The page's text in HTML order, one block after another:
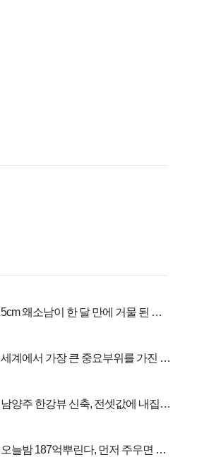
5cm 왜소남이 한 달 만에 거물 된 사
세계에서 가장 큰 중요부위를 가진 남
남양주 한강뷰 신축, 전셋값에 내집마
오늘밤 187억뿌린다, 먼저 주우면 최